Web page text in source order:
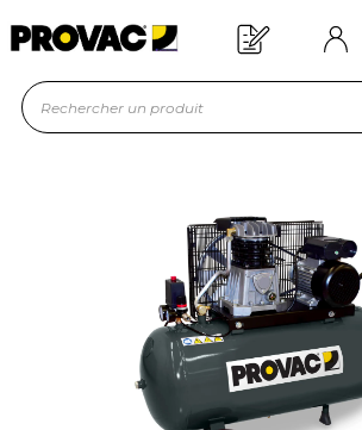
Offre de